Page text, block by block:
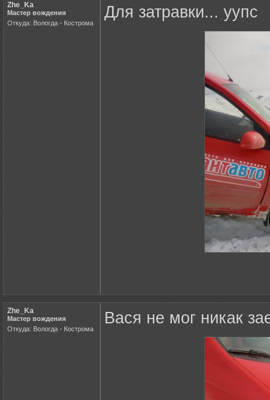
Zhe_Ka
Мастер вождения
Откуда: Вологда - Кострома
Для затравки... уупс
Zhe_Ka
Мастер вождения
Откуда: Вологда - Кострома
Вася не мог никак